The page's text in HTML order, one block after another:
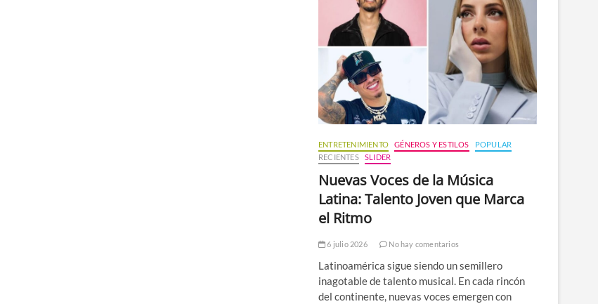
n
ú
ENTRETENIMIENTO GÉNEROS Y ESTILOS
POPULAR
RECIENTES
SLIDER
Nuevas Voces de la Música
Latina: Talento Joven que Marca
el Ritmo
6 julio 2026 No hay comentarios
Latinoamérica sigue siendo un semillero
inagotable de talento musical. En cada rincón
del continente, nuevas voces emergen con